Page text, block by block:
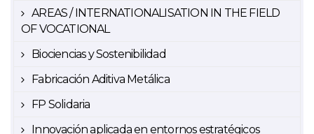
AREAS / INTERNATIONALISATION IN THE FIELD
OF VOCATIONAL
Biociencias y Sostenibilidad
Fabricación Aditiva Metálica
FP Solidaria
Innovación aplicada en entornos estratégicos